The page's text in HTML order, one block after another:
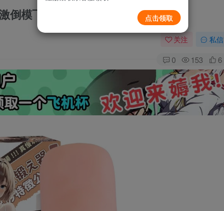
模飞机杯测评报告
关注 私信
0 153 6
点击领取